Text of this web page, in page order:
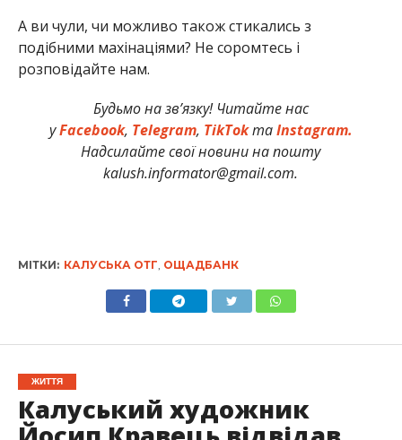
А ви чули, чи можливо також стикались з
подібними махінаціями? Не соромтесь і
розповідайте нам.
Будьмо на зв’язку! Читайте нас
уFacebook, Telegram, TikTokтаInstagram.
Надсилайте свої новини на пошту
kalush.informator@gmail.com.
МІТКИ: КАЛУСЬКА ОТГ, ОЩАДБАНК
ЖИТТЯ
Калуський художник